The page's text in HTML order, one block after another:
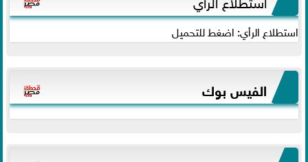
استطلاع الرأي: اضغط للتحميل
الفيس بوك